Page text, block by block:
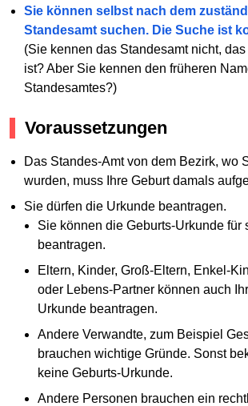
Sie können selbst nach dem
Standesamt suchen. Die Suche ist
(Sie kennen das Standesamt nicht,
ist? Aber Sie kennen den früheren
Standesamtes?)
Voraussetzungen
Das Standes-Amt von dem Bezirk, wo
wurden, muss Ihre Geburt damals
Sie dürfen die Urkunde beantragen.
Sie können die Geburts-Urkunde für
beantragen.
Eltern, Kinder, Groß-Eltern, Enkel-
oder Lebens-Partner können auch
Urkunde beantragen.
Andere Verwandte, zum Beispiel
brauchen wichtige Gründe. Sonst
keine Geburts-Urkunde.
Andere Personen brauchen ein